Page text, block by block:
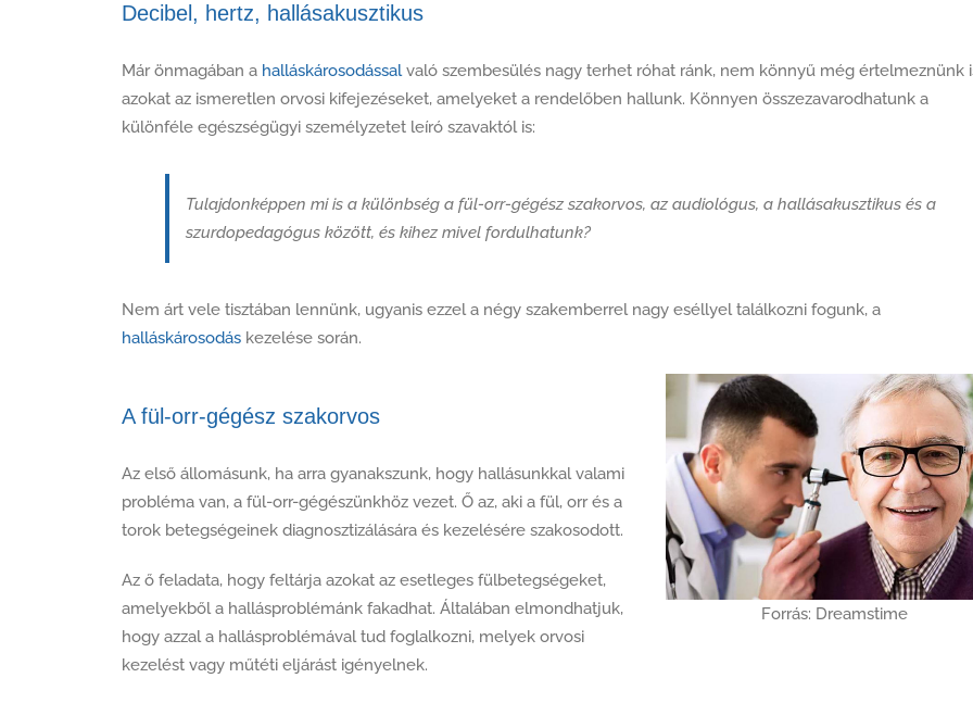
Decibel, hertz, hallásakusztikus
Már önmagában a halláskárosodássalvaló szembesülés nagy terhet róhat ránk, nem könnyű még értelmeznünk
azokat az ismeretlen orvosi kifejezéseket, amelyeket a rendelőben hallunk. Könnyen összezavarodhatunk a
különféle egészségügyi személyzetet leíró szavaktól is:
Tulajdonképpen mi is a különbség a fül-orr-gégész szakorvos, az audiológus, a hallásakusztikus és a
szurdopedagógus között, és kihez mivel fordulhatunk?
Nem árt vele tisztában lennünk, ugyanis ezzel a négy szakemberrel nagy eséllyel találkozni fogunk, a
halláskárosodás kezelése során.
A fül-orr-gégész szakorvos
Az első állomásunk, ha arra gyanakszunk, hogy hallásunkkal valami
probléma van, a fül-orr-gégészünkhöz vezet. Ő az, aki a fül, orr és a
torok betegségeinek diagnosztizálására és kezelésére szakosodott.
Az ő feladata, hogy feltárja azokat az esetleges fülbetegségeket,
amelyekből a hallásproblémánk fakadhat. Általában elmondhatjuk,
hogy azzal a hallásproblémával tud foglalkozni, melyek orvosi
kezelést vagy műtéti eljárást igényelnek.
Forrás: Dreamstime